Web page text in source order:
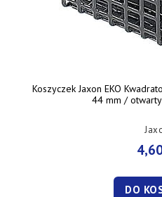
Koszyczek Jaxon EKO
44 mm /
DO